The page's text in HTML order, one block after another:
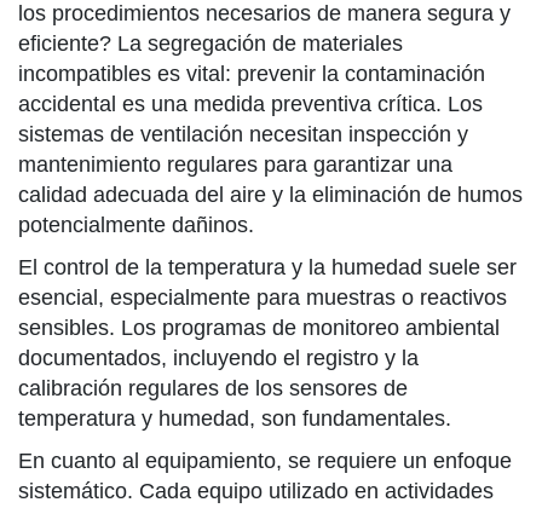
los procedimientos necesarios de manera segura y
eficiente? La segregación de materiales
incompatibles es vital: prevenir la contaminación
accidental es una medida preventiva crítica. Los
sistemas de ventilación necesitan inspección y
mantenimiento regulares para garantizar una
calidad adecuada del aire y la eliminación de humos
potencialmente dañinos.
El control de la temperatura y la humedad suele ser
esencial, especialmente para muestras o reactivos
sensibles. Los programas de monitoreo ambiental
documentados, incluyendo el registro y la
calibración regulares de los sensores de
temperatura y humedad, son fundamentales.
En cuanto al equipamiento, se requiere un enfoque
sistemático. Cada equipo utilizado en actividades